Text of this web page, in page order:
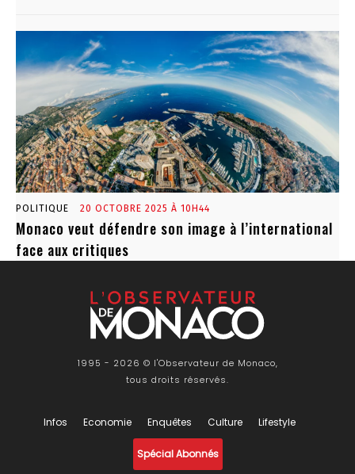
POLITIQUE 20 OCTOBRE 2025 À 10H44
Monaco veut défendre son image à l’international
face aux critiques
1995 - 2026 © l'Observateur de Monaco,
tous droits réservés.
Infos Economie Enquêtes Culture Lifestyle
Spécial Abonnés